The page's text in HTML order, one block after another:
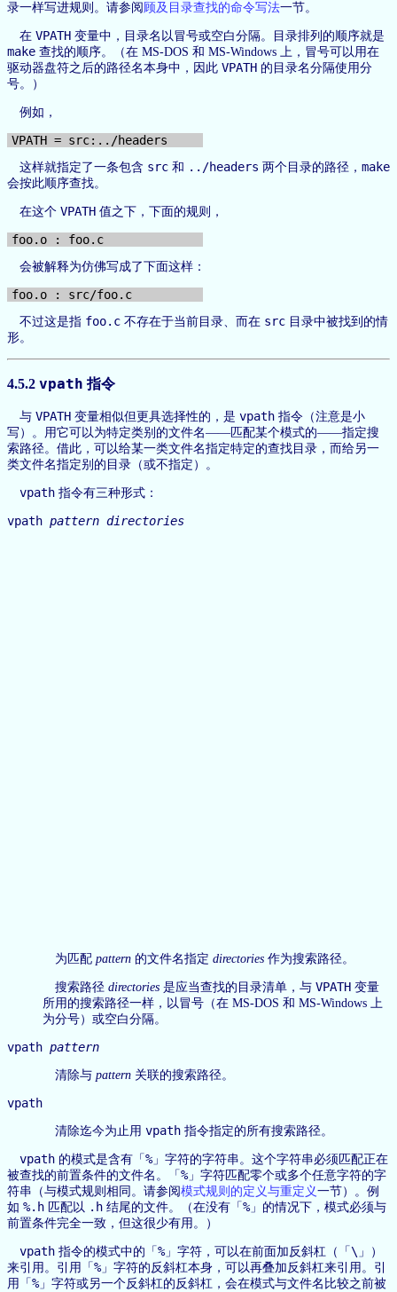
录一样写进规则。请参阅 顾及目录查找的命令写法一节。
在 VPATH 变量中，目录名以冒号或空白分隔。目录排列的顺序就是
make 查找的顺序。（在 MS-DOS 和 MS-Windows 上，冒号可以用在
驱动器盘符之后的路径名本身中，因此 VPATH 的目录名分隔使用分
号。）
例如，
这样就指定了一条包含 src 和 ../headers 两个目录的路径， make
会按此顺序查找。
在这个 VPATH 值之下，下面的规则，
会被解释为仿佛写成了下面这样：
不过这是指 foo.c 不存在于当前目录、而在 src 目录中被找到的情
形。
4.5.2 vpath 指令
与 VPATH 变量相似但更具选择性的，是 vpath 指令（注意是小
写）。用它可以为特定类别的文件名——匹配某个模式的——指定搜
索路径。借此，可以给某一类文件名指定特定的查找目录，而给另一
类文件名指定别的目录（或不指定）。
vpath 指令有三种形式：
vpath pattern directories
为匹配 pattern 的文件名指定 directories 作为搜索路径。
搜索路径 directories 是应当查找的目录清单，与 VPATH 变量
所用的搜索路径一样，以冒号（在 MS-DOS 和 MS-Windows 上
为分号）或空白分隔。
vpath pattern
清除与 pattern 关联的搜索路径。
vpath
清除迄今为止用 vpath 指令指定的所有搜索路径。
vpath 的模式是含有「 %」字符的字符串。这个字符串必须匹配正在
被查找的前置条件的文件名。「 %」字符匹配零个或多个任意字符的字
符串（与模式规则相同。请参阅模式规则的定义与重定义一节）。例
如 %.h 匹配以 .h 结尾的文件。（在没有「 %」的情况下，模式必须与
前置条件完全一致，但这很少有用。）
vpath 指令的模式中的「 %」字符，可以在前面加反斜杠（「 \ 」）
来引用。引用「 %」字符的反斜杠本身，可以再叠加反斜杠来引用。引
用「 %」字符或另一个反斜杠的反斜杠，会在模式与文件名比较之前被